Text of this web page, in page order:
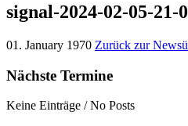
signal-2024-02-05-21-
01. January 1970 Zurück zur
Nächste Termine
Keine Einträge / No Posts